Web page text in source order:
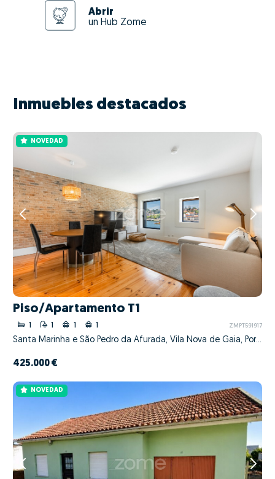
Abrir
un Hub Zome
Inmuebles destacados
NOVEDAD
Piso/Apartamento T1
1 1 1 1 ZMPT591917
Santa Marinha e São Pedro da Afurada, Vila Nova de Gaia, Porto
425.000 €
NOVEDAD